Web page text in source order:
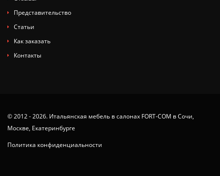
Представительство
Статьи
Как заказать
Контакты
© 2012 - 2026. Итальянская мебель в салонах FORT-COM в Сочи,
Москве, Екатеринбурге
Политика конфиденциальности